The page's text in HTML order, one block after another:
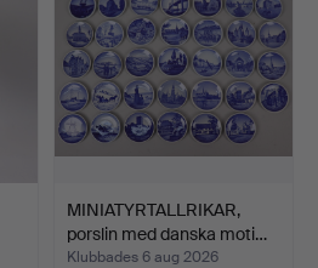
MINIATYRTALLRIKAR,
porslin med danska moti…
Klubbades 6 aug 2026